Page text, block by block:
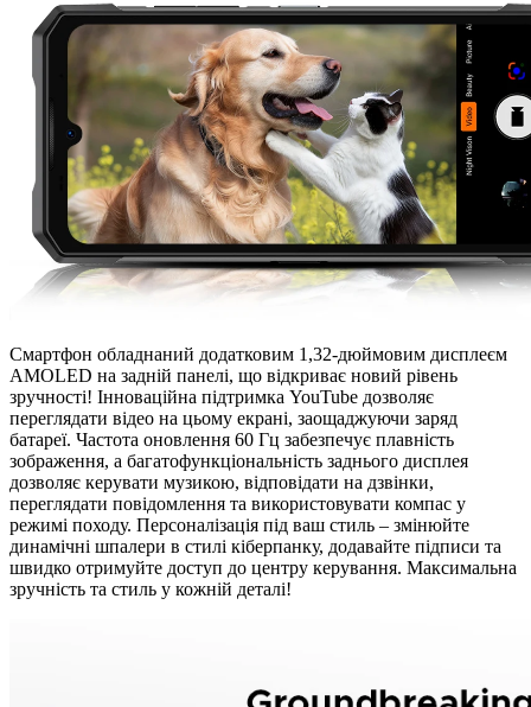
Смартфон обладнаний додатковим 1,32-дюймовим дисплеєм
AMOLED на задній панелі, що відкриває новий рівень
зручності! Інноваційна підтримка YouTube дозволяє
переглядати відео на цьому екрані, заощаджуючи заряд
батареї. Частота оновлення 60 Гц забезпечує плавність
зображення, а багатофункціональність заднього дисплея
дозволяє керувати музикою, відповідати на дзвінки,
переглядати повідомлення та використовувати компас у
режимі походу. Персоналізація під ваш стиль – змінюйте
динамічні шпалери в стилі кіберпанку, додавайте підписи та
швидко отримуйте доступ до центру керування. Максимальна
зручність та стиль у кожній деталі!